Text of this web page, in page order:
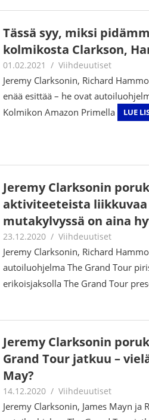
Tässä syy, miksi
kolmikosta Clarkson,
01.02.2021 Juha Kaunisto
Viihdeuutiset
Jeremy Clarksonin, Richard
enää esittää – he ovat
Kolmikon Amazon Primella
LUE
Jeremy Clarksonin
aktiviteeteista liikkuvaa
mutakylvyssä on aina
23.12.2020 Juha Kaunisto
Viihdeuutiset
Jeremy Clarksonin, Richard
autoiluohjelma The Grand Tour
erikoisjaksolla The Grand Tour
Jeremy Clarksonin
Grand Tour jatkuu –
May?
14.12.2020 Juha Kaunisto
Viihdeuutiset
Jeremy Clarksonin, James Mayn ja